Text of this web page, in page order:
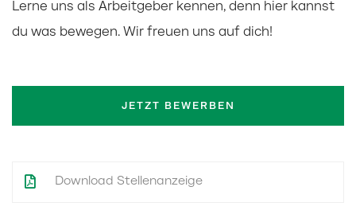
Lerne uns als Arbeitgeber kennen, denn hier kannst
du was bewegen. Wir freuen uns auf dich!
JETZT BEWERBEN
Download Stellenanzeige